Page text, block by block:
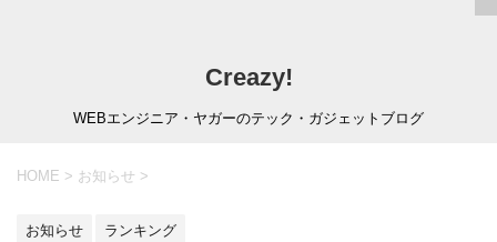
Creazy!
WEBエンジニア・ヤガーのテック・ガジェットブログ
HOME > お知らせ >
お知らせ ランキング